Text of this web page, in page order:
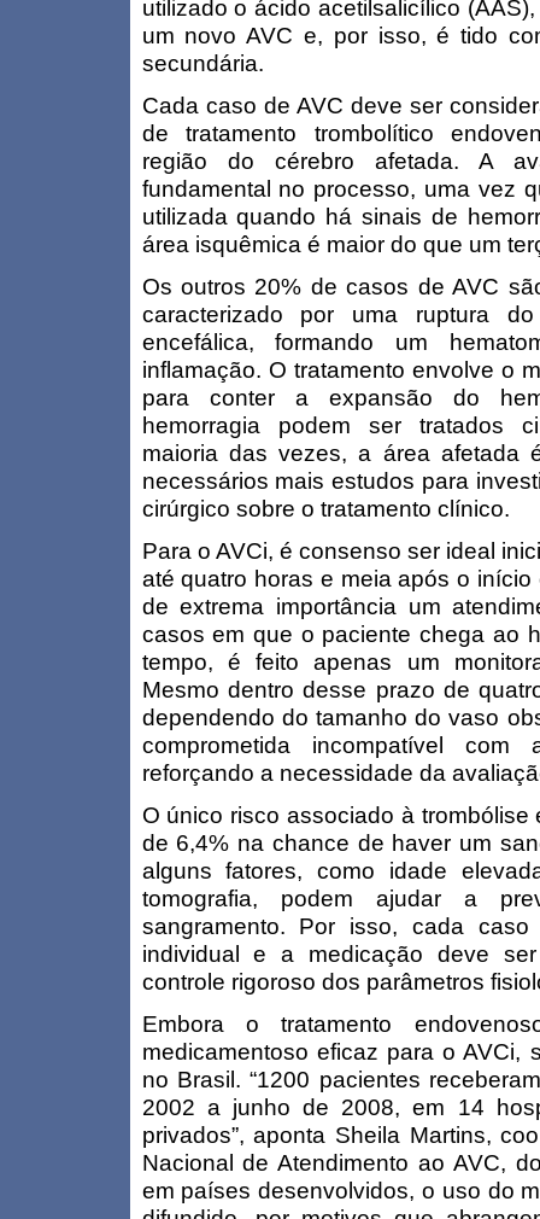
utilizado o ácido acetilsalicílico
um novo AVC e, por isso, é tido
secundária.
Cada caso de AVC deve ser
de tratamento trombolítico
região do cérebro afetada. A
fundamental no processo, uma vez
utilizada quando há sinais de
área isquêmica é maior do que um
Os outros 20% de casos de AVC
caracterizado por uma ruptura
encefálica, formando um
inflamação. O tratamento envolve o
para conter a expansão do
hemorragia podem ser tratados
maioria das vezes, a área afetada
necessários mais estudos para
cirúrgico sobre o tratamento clínico.
Para o AVCi, é consenso ser ideal
até quatro horas e meia após o
de extrema importância um
casos em que o paciente chega ao
tempo, é feito apenas um
Mesmo dentro desse prazo de
dependendo do tamanho do vaso
comprometida incompatível
reforçando a necessidade da
O único risco associado à
de 6,4% na chance de haver um
alguns fatores, como idade
tomografia, podem ajudar a
sangramento. Por isso, cada
individual e a medicação deve
controle rigoroso dos parâmetros
Embora o tratamento
medicamentoso eficaz para o AVCi,
no Brasil. “1200 pacientes
2002 a junho de 2008, em 14
privados”, aponta Sheila Martins,
Nacional de Atendimento ao AVC,
em países desenvolvidos, o uso do